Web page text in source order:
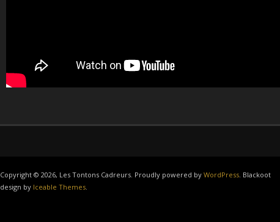
Copyright © 2026, Les Tontons Cadreurs. Proudly powered by WordPress . Blackoot
design by Iceable Themes